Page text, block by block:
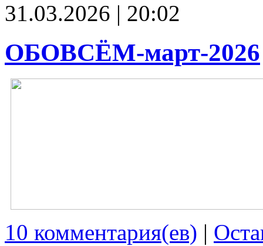
31.03.2026 | 20:02
ОБОВСЁМ-март-2026
10 комментария(ев) |